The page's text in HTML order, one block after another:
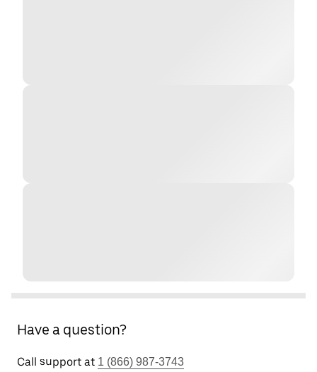
Have a question?
Call support at 1 (866) 987-3743